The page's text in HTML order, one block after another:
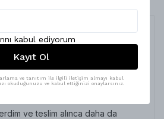
Halı - NKE3161
ve teslim alınca daha da
kabul ediyorum
Kayıt Ol
ve tanıtım ile ilgili iletişim almayı kabul
okuduğunuzu ve kabul ettiğinizi onaylarsınız.